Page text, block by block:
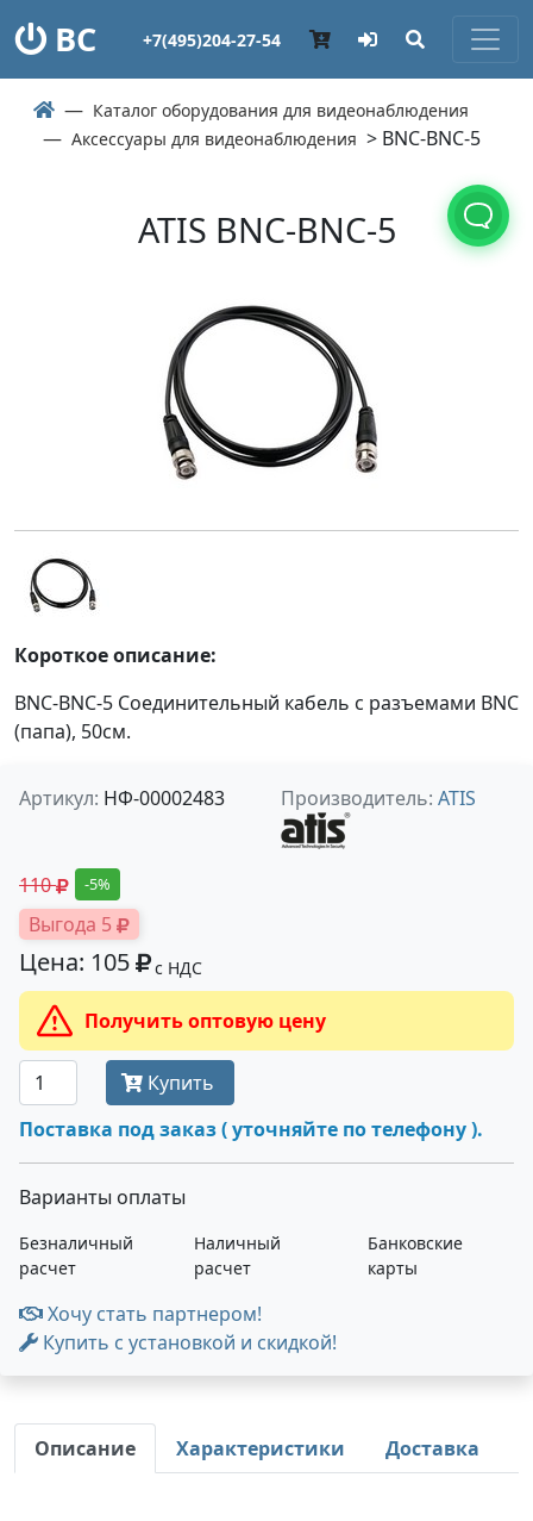
ВС +7(495)204-27-54
Каталог оборудования для видеонаблюдения
Аксессуары для видеонаблюдения > BNC-BNC-5
ATIS BNC-BNC-5
Короткое описание:
BNC-BNC-5 Соединительный кабель с разъемами BNC
(папа), 50см.
Артикул: НФ-00002483 Производитель: ATIS
110 -5%
Выгода 5
Цена: 105 с НДС
Получить оптовую цену
Купить
Поставка под заказ ( уточняйте по телефону ).
Варианты оплаты
Безналичный
расчет
Наличный
расчет
Банковские
карты
Хочу стать партнером!
Купить с установкой и скидкой!
Описание Характеристики Доставка